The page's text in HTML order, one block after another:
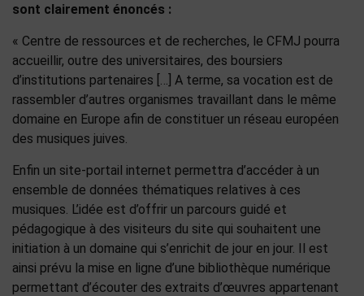
sont clairement énoncés :
« Centre de ressources et de recherches, le CFMJ pourra
accueillir, outre des universitaires, des boursiers
d’institutions partenaires […] A terme, sa vocation est de
rassembler d’autres organismes travaillant dans le même
domaine en Europe afin de constituer un réseau européen
des musiques juives.
Enfin un site-portail internet permettra d’accéder à un
ensemble de données thématiques relatives à ces
musiques. L’idée est d’offrir un parcours guidé et
pédagogique à des visiteurs du site qui souhaitent une
initiation à un domaine qui s’enrichit de jour en jour. Il est
ainsi prévu la mise en ligne d’une bibliothèque numérique
permettant d’écouter des extraits d’œuvres appartenant